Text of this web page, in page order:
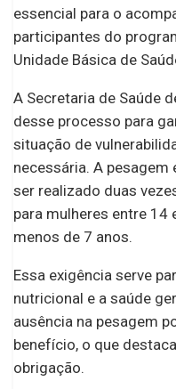
essencial para o
participantes do
Unidade Básica de
A Secretaria de Saúde
desse processo para
situação de
necessária. A
ser realizado duas
para mulheres entre 14
menos de 7 anos.
Essa exigência serve
nutricional e a saúde
ausência na pesagem
benefício, o que
obrigação.